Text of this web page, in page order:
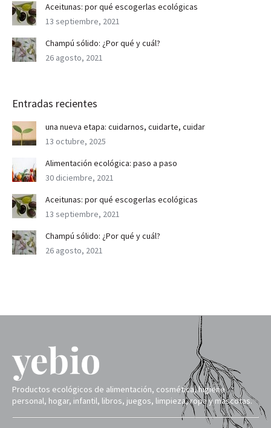
Aceitunas: por qué escogerlas ecológicas
13 septiembre, 2021
Champú sólido: ¿Por qué y cuál?
26 agosto, 2021
Entradas recientes
una nueva etapa: cuidarnos, cuidarte, cuidar
13 octubre, 2025
Alimentación ecológica: paso a paso
30 diciembre, 2021
Aceitunas: por qué escogerlas ecológicas
13 septiembre, 2021
Champú sólido: ¿Por qué y cuál?
26 agosto, 2021
Productos ecológicos de alimentación, cosmética, higiene
personal, hogar, infantil, libros, juegos, limpieza, ropa y mascotas.